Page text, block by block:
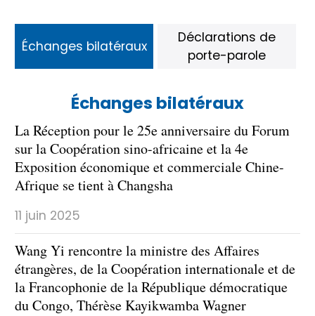
Échanges bilatéraux
La Réception pour le 25e anniversaire du Forum
sur la Coopération sino-africaine et la 4e
Exposition économique et commerciale Chine-
Afrique se tient à Changsha
11 juin 2025
Wang Yi rencontre la ministre des Affaires
étrangères, de la Coopération internationale et de
la Francophonie de la République démocratique
du Congo, Thérèse Kayikwamba Wagner
Échanges bilatéraux
Déclarations de
porte-parole